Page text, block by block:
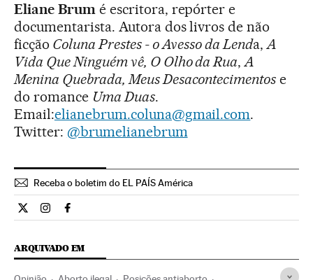
Eliane Brumé escritora, repórter e
documentarista. Autora dos livros de não
ficção Coluna Prestes - o Avesso da Lenda,A
Vida Que Ninguém vê, O Olho da Rua,A
Menina Quebrada, Meus Desacontecimentos e
do romance Uma Duas.
Email:elianebrum.coluna@gmail.com.
Twitter: @brumelianebrum
Receba o boletim do EL PAÍS América
Opiniao El País Brasil en Twitter
Opiniao El País Brasil en Instagram
Opiniao El País Brasil en Facebook
ARQUIVADO EM